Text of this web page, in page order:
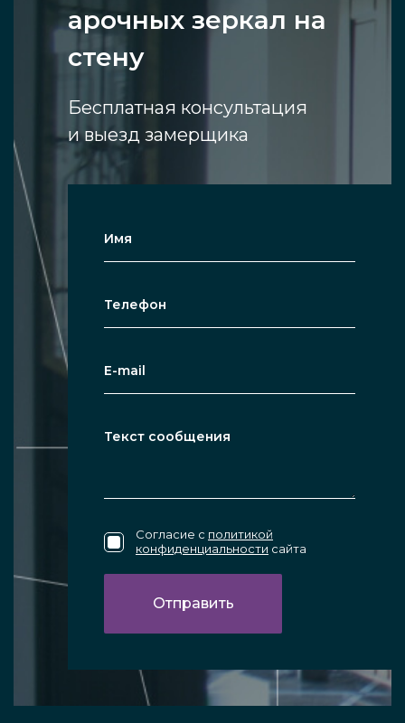
арочных зеркал на
стену
Бесплатная консультация
и выезд замерщика
Согласие с политикой
конфиденциальности сайта